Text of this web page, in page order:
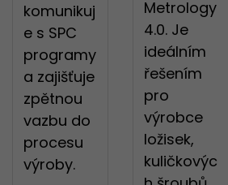
komunikuj
e s SPC
programy
a zajišťuje
zpětnou
vazbu do
procesu
výroby.
Metrology
4.0. Je
ideálním
řešením
pro
výrobce
ložisek,
kuličkovýc